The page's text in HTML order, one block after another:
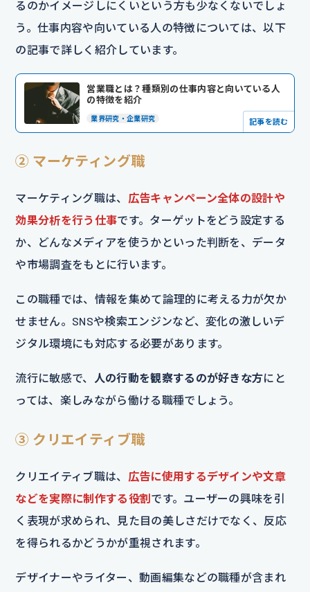
るのかイメージしにくいという方も少なくないでしょ
う。仕事内容や向いている人の特徴については、以下
の記事で詳しく紹介しています。
営業職とは？種類別の仕事内容と向いている人
の特徴を紹介
業界研究・企業研究 記事を読む
② マーケティング職
マーケティング職は、 広告キャンペーン全体の設計や
効果分析を行う仕事です。ターゲットをどう設定する
か、どんなメディアを使うかといった判断を、データ
や市場調査をもとに行います。
この職種では、情報を集めて論理的に考える力が欠か
せません。SNSや検索エンジンなど、変化の激しいデ
ジタル環境にも対応する必要があります。
流行に敏感で、 人の行動を観察するのが好きな方にと
っては、楽しみながら働ける職種でしょう。
③ クリエイティブ職
クリエイティブ職は、 広告に使用するデザインや文章
などを実際に制作する役割です。ユーザーの興味を引
く表現が求められ、見た目の美しさだけでなく、反応
を得られるかどうかが重視されます。
デザイナーやライター、動画編集などの職種が含まれ